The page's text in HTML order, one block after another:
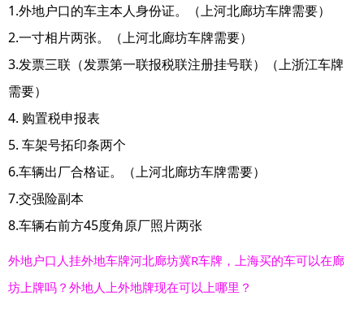
1.外地户口的车主本人身份证。（上河北廊坊车牌需要）
2.一寸相片两张。（上河北廊坊车牌需要）
3.发票三联（发票第一联报税联注册挂号联）（上浙江车牌
需要）
4. 购置税申报表
5. 车架号拓印条两个
6.车辆出厂合格证。（上河北廊坊车牌需要）
7.交强险副本
8.车辆右前方45度角原厂照片两张
外地户口人挂外地车牌河北廊坊冀R车牌，上海买的车可以在廊
坊上牌吗？外地人上外地牌现在可以上哪里？